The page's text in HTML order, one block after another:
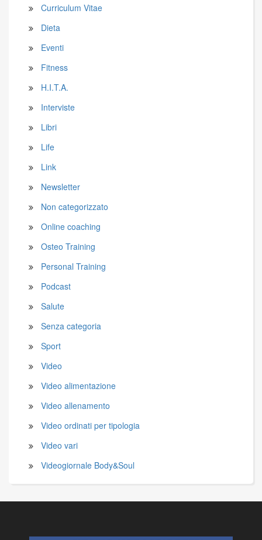
Curriculum Vitae
Dieta
Eventi
Fitness
H.I.T.A.
Interviste
Libri
Life
Link
Newsletter
Non categorizzato
Online coaching
Osteo Training
Personal Training
Podcast
Salute
Senza categoria
Sport
Video
Video alimentazione
Video allenamento
Video ordinati per tipologia
Video vari
Videogiornale Body&Soul